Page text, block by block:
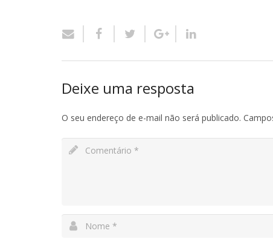
Deixe uma resposta
O seu endereço de e-mail não será publicado.